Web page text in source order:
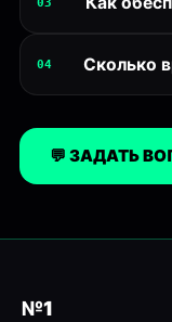
03
04 Сколько
💬 ЗАДАТЬ
№1